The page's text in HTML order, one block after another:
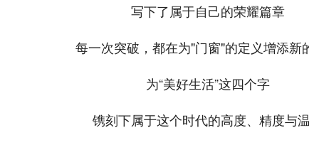
写下了属于自己的荣耀篇章
每一次突破，都在为"门窗"的定义增添新
为“美好生活”这四个字
镌刻下属于这个时代的高度、精度与